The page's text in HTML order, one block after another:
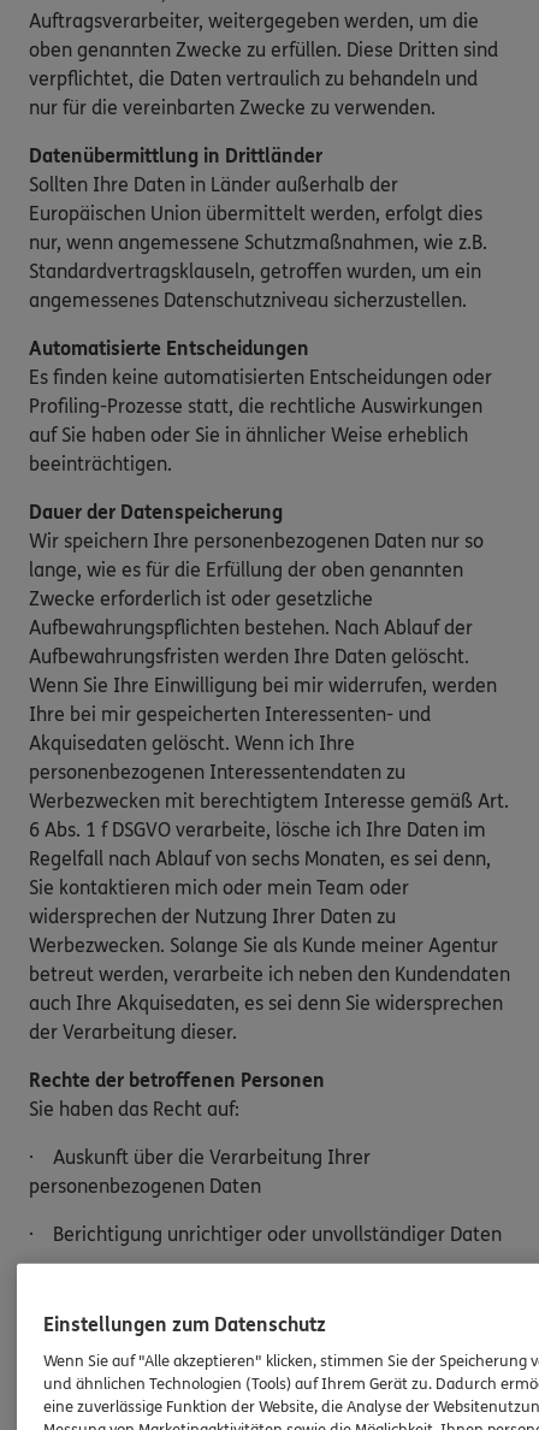
Auftragsverarbeiter, weitergegeben werden, um die
oben genannten Zwecke zu erfüllen. Diese Dritten sind
verpflichtet, die Daten vertraulich zu behandeln und
nur für die vereinbarten Zwecke zu verwenden.
Datenübermittlung in Drittländer
Sollten Ihre Daten in Länder außerhalb der
Europäischen Union übermittelt werden, erfolgt dies
nur, wenn angemessene Schutzmaßnahmen, wie z.B.
Standardvertragsklauseln, getroffen wurden, um ein
angemessenes Datenschutzniveau sicherzustellen.
Automatisierte Entscheidungen
Es finden keine automatisierten Entscheidungen oder
Profiling-Prozesse statt, die rechtliche Auswirkungen
auf Sie haben oder Sie in ähnlicher Weise erheblich
beeinträchtigen.
Dauer der Datenspeicherung
Wir speichern Ihre personenbezogenen Daten nur so
lange, wie es für die Erfüllung der oben genannten
Zwecke erforderlich ist oder gesetzliche
Aufbewahrungspflichten bestehen. Nach Ablauf der
Aufbewahrungsfristen werden Ihre Daten gelöscht.
Wenn Sie Ihre Einwilligung bei mir widerrufen, werden
Ihre bei mir gespeicherten Interessenten- und
Akquisedaten gelöscht. Wenn ich Ihre
personenbezogenen Interessentendaten zu
Werbezwecken mit berechtigtem Interesse gemäß Art.
6 Abs. 1 f DSGVO verarbeite, lösche ich Ihre Daten im
Regelfall nach Ablauf von sechs Monaten, es sei denn,
Sie kontaktieren mich oder mein Team oder
widersprechen der Nutzung Ihrer Daten zu
Werbezwecken. Solange Sie als Kunde meiner Agentur
betreut werden, verarbeite ich neben den Kundendaten
auch Ihre Akquisedaten, es sei denn Sie widersprechen
der Verarbeitung dieser.
Rechte der betroffenen Personen
Sie haben das Recht auf:
· Auskunft über die Verarbeitung Ihrer
personenbezogenen Daten
· Berichtigung unrichtiger oder unvollständiger Daten
Aufbewahrungspflichten bestehen
· Einschränkung der Verarbeitung
· Widerspruch gegen die Verarbeitung Ihrer Daten
Einstellungen zum Datenschutz
Wenn Sie auf "Alle akzeptieren" klicken, stimmen Sie der Speicherung
und ähnlichen Technologien (Tools) auf Ihrem Gerät zu. Dadurch
eine zuverlässige Funktion der Website, die Analyse der